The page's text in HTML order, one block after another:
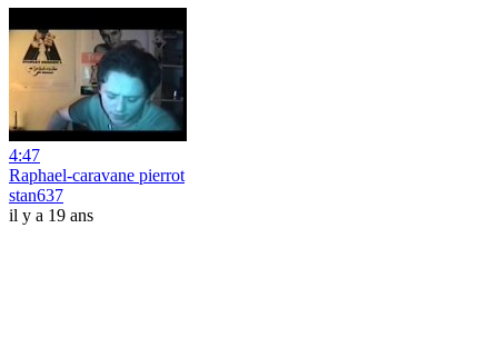
4:47
Raphael-caravane pierrot
stan637
il y a 19 ans